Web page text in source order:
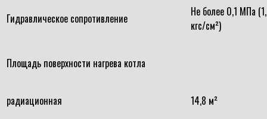
Гидравлическое сопротивление
Не более 0,1 МПа
кгс/см²)
Площадь поверхности нагрева котла
радиационная 14,8 м²